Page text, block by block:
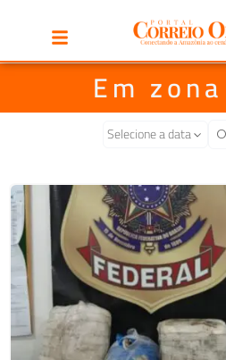
Em
Selecione a data